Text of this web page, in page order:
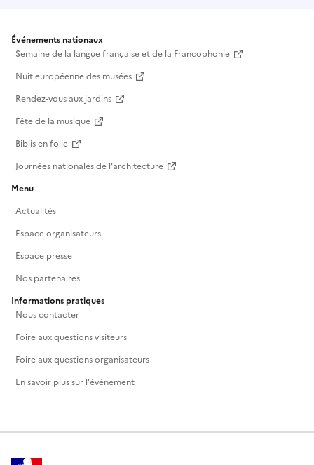
Événements nationaux
Semaine de la langue française et de la Francophonie
Nuit européenne des musées
Rendez-vous aux jardins
Fête de la musique
Biblis en folie
Journées nationales de l'architecture
Menu
Actualités
Espace organisateurs
Espace presse
Nos partenaires
Informations pratiques
Nous contacter
Foire aux questions visiteurs
Foire aux questions organisateurs
En savoir plus sur l'événement